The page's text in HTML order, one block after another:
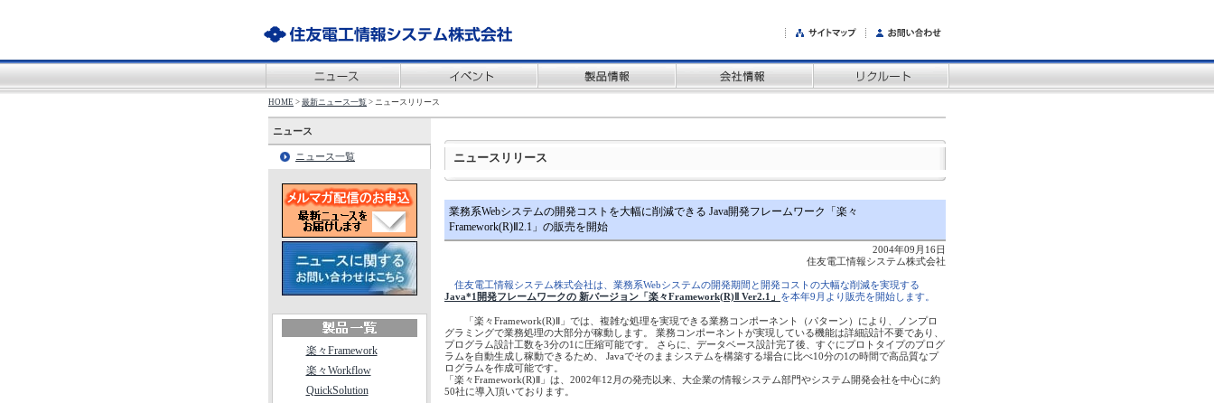
HOME > 最新ニュース一覧 > ニュースリリース
ニュース
ニュース一覧
楽々Framework
楽々Workflow
QuickSolution
ニュースリリース
業務系Webシステムの開発コストを大幅に削減できる Java開発フレームワーク「楽々
Framework(R)Ⅱ2.1」の販売を開始
2004年09月16日
住友電工情報システム株式会社
住友電工情報システム株式会社は、業務系Webシステムの開発期間と開発コストの大幅な削減を実現する
Java*1開発フレームワークの 新バージョン「楽々Framework(R)Ⅱ Ver2.1」 を本年9月より販売を開始します。
「楽々Framework(R)Ⅱ」では、複雑な処理を実現できる業務コンポーネント（パターン）により、ノンプロ
グラミングで業務処理の大部分が稼動します。 業務コンポーネントが実現している機能は詳細設計不要であり、
プログラム設計工数を3分の1に圧縮可能です。 さらに、データベース設計完了後、すぐにプロトタイプのプログ
ラムを自動生成し稼動できるため、 Javaでそのままシステムを構築する場合に比べ10分の1の時間で高品質なプ
ログラムを作成可能です。
「楽々Framework(R)Ⅱ」は、2002年12月の発売以来、大企業の情報システム部門やシステム開発会社を中心に約
50社に導入頂いております。